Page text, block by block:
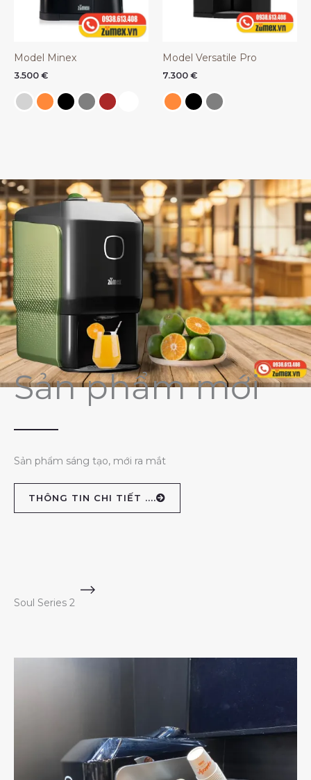
Model Minex
3.500 €
Model Versatile Pro
7.300 €
Sản phẩm mới
Sản phẩm sáng tạo, mới ra mắt
THÔNG TIN CHI TIẾT ....
Soul Series 2